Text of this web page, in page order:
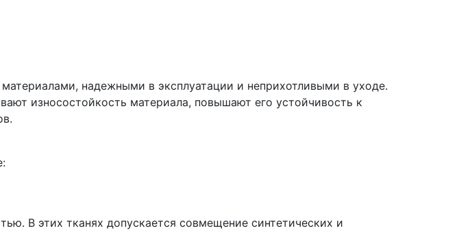
надежными в эксплуатации и неприхотливыми в уходе.
износостойкость материала, повышают его устойчивость к
В этих тканях допускается совмещение синтетических и